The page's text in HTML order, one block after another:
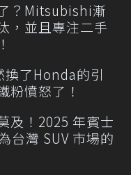
？Mitsubishi漸
，並且專注二手
換了Honda的引
粉憤怒了！
及！2025 年賓士
台灣 SUV 市場的